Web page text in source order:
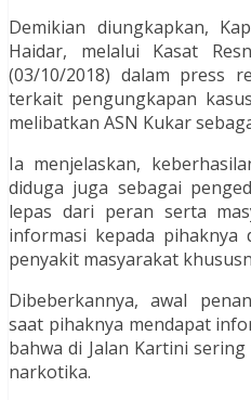
Demikian diungkapkan,
Haidar, melalui Kasat
(03/10/2018) dalam press
terkait pengungkapan
melibatkan ASN Kukar
Ia menjelaskan,
diduga juga sebagai
lepas dari peran serta
informasi kepada pihaknya
penyakit masyarakat
Dibeberkannya, awal
saat pihaknya mendapat
bahwa di Jalan Kartini
narkotika.